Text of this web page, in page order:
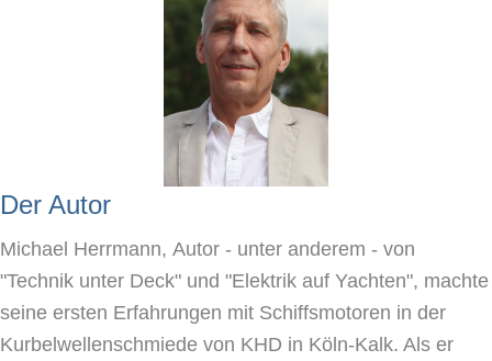
Der Autor
Michael Herrmann, Autor - unter anderem - von
"Technik unter Deck" und "Elektrik auf Yachten", machte
seine ersten Erfahrungen mit Schiffsmotoren in der
Kurbelwellenschmiede von KHD in Köln-Kalk. Als er